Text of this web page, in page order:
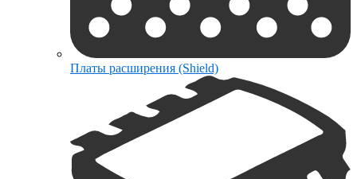
Платы расширения (Shield)